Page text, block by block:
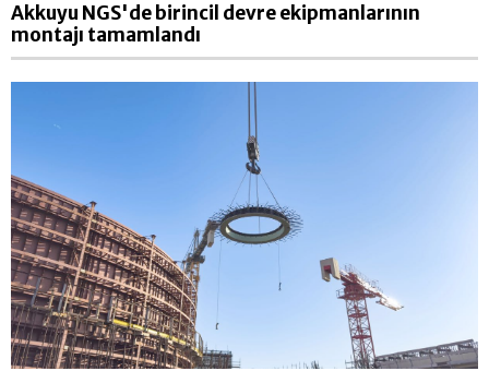
Akkuyu NGS'de birincil devre ekipmanlarının
montajı tamamlandı